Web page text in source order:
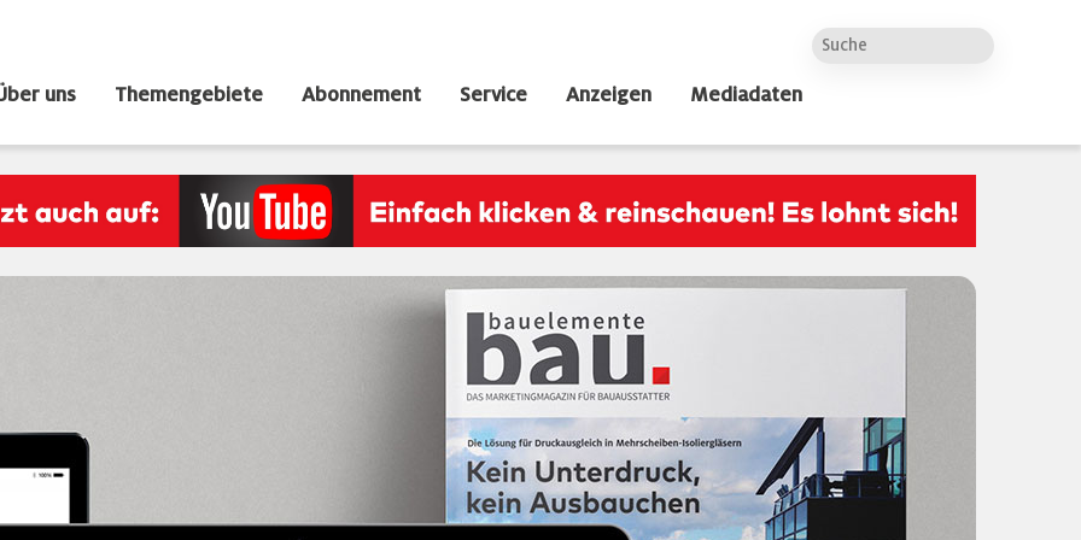
uns Themengebiete Abonnement Service Anzeigen Mediadaten